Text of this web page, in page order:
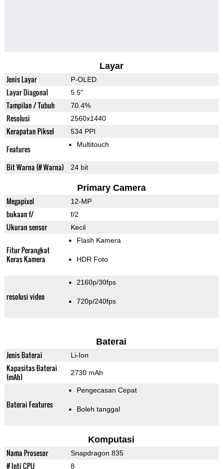
Layar
Jenis Layar P-OLED
Layar Diagonal 5.5"
Tampilan / Tubuh 70.4%
Resolusi 2560x1440
Kerapatan Piksel 534 PPI
Features Multitouch
Bit Warna (# Warna) 24 bit
Primary Camera
Megapixel 12-MP
bukaan f/ f/2
Ukuran sensor Kecil
Fitur Perangkat
Keras Kamera
Flash Kamera
HDR Foto
resolusi video
2160p/30fps
720p/240fps
Baterai
Jenis Baterai Li-Ion
Kapasitas Baterai
(mAh)
2730 mAh
Baterai Features
Pengecasan Cepat
Boleh tanggal
Komputasi
Nama Prosesor Snapdragon 835
# Inti CPU 8